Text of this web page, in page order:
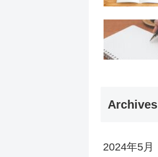
Archives
2024年5月